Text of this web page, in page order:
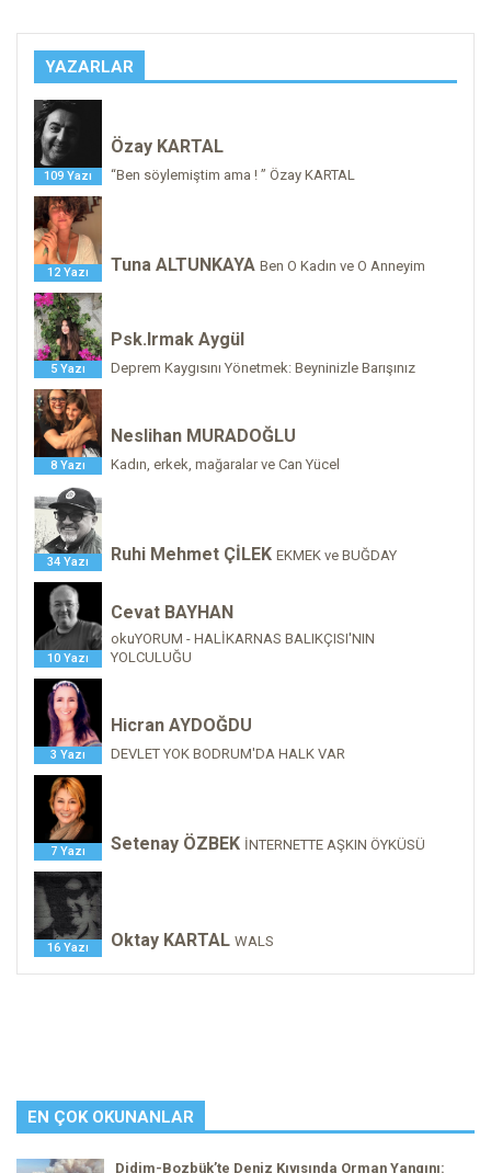
YAZARLAR
109 Yazı
Özay KARTAL
“Ben söylemiştim ama ! ” Özay KARTAL
12 Yazı Tuna ALTUNKAYA Ben O Kadın ve O Anneyim
5 Yazı
Psk.Irmak Aygül
Deprem Kaygısını Yönetmek: Beyninizle Barışınız
8 Yazı
Neslihan MURADOĞLU
Kadın, erkek, mağaralar ve Can Yücel
34 Yazı Ruhi Mehmet ÇİLEK EKMEK ve BUĞDAY
10 Yazı
Cevat BAYHAN
okuYORUM - HALİKARNAS BALIKÇISI'NIN
YOLCULUĞU
3 Yazı
Hicran AYDOĞDU
DEVLET YOK BODRUM'DA HALK VAR
7 Yazı Setenay ÖZBEK İNTERNETTE AŞKIN ÖYKÜSÜ
16 Yazı Oktay KARTAL WALS
EN ÇOK OKUNANLAR
Didim-Bozbük’te Deniz Kıyısında Orman Yangını: